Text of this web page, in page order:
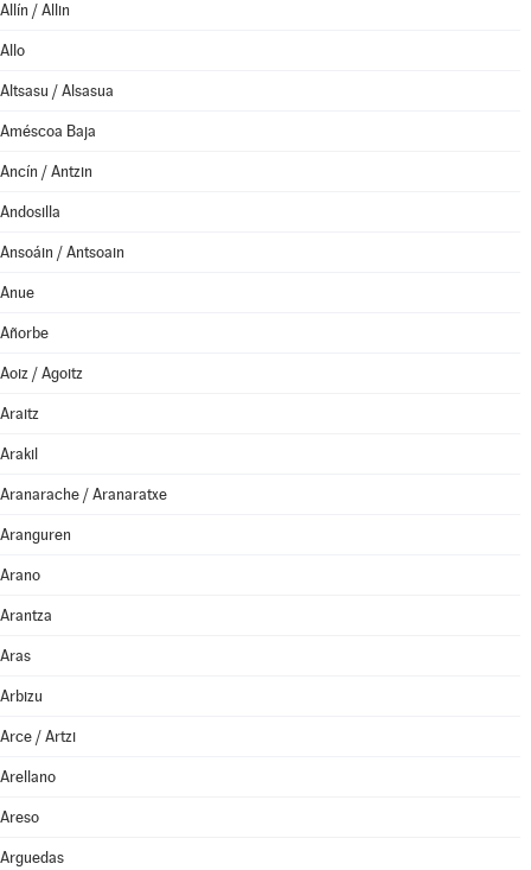
Allín / Allin
Allo
Altsasu / Alsasua
Améscoa Baja
Ancín / Antzin
Andosilla
Ansoáin / Antsoain
Anue
Añorbe
Aoiz / Agoitz
Araitz
Arakil
Aranarache / Aranaratxe
Aranguren
Arano
Arantza
Aras
Arbizu
Arce / Artzi
Arellano
Areso
Arguedas